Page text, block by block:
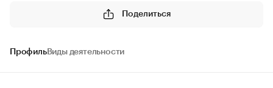
Поделиться
ПрофильВиды деятельности